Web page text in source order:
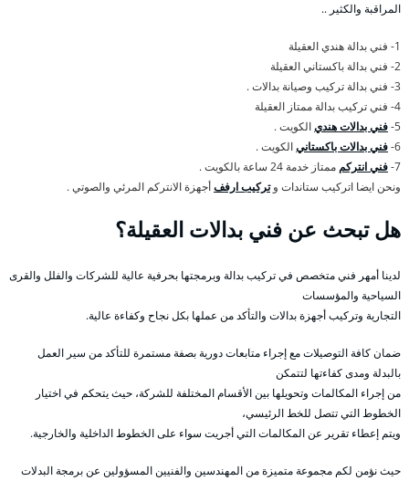
المراقبة والكثير ..
1- فني بدالة هندي العقيلة
2- فني بدالة باكستاني العقيلة
3- فني بدالة تركيب وصيانة بدالات .
4- فني تركيب بدالة ممتاز العقيلة
5- فني بدالات هنديالكويت .
6- فني بدالات باكستانيالكويت .
7- فني انتركم ممتاز خدمة 24 ساعة بالكويت .
ونحن ايضا اتركيب ستاندات وتركيب ارففأجهزة الانتركم المرئي والصوتي .
هل تبحث عن فني بدالات العقيلة؟
لدينا أمهر فني متخصص في تركيب بدالة وبرمجتها بحرفية عالية للشركات والفلل والقرى
السياحية والمؤسسات
التجارية وتركيب أجهزة بدالات والتأكد من عملها بكل نجاح وكفاءة عالية.
ضمان كافة التوصيلات مع إجراء متابعات دورية بصفة مستمرة للتأكد من سير العمل
بالبدلة ومدى كفاءتها لتتمكن
من إجراء المكالمات وتحويلها بين الأقسام المختلفة للشركة، حيث يتحكم في اختيار
الخطوط التي تتصل للخط الرئيسي،
ويتم إعطاء تقرير عن المكالمات التي أجريت سواء على الخطوط الداخلية والخارجية.
حيث نؤمن لكم مجموعة متميزة من المهندسين والفنيين المسؤولين عن برمجة البدلات